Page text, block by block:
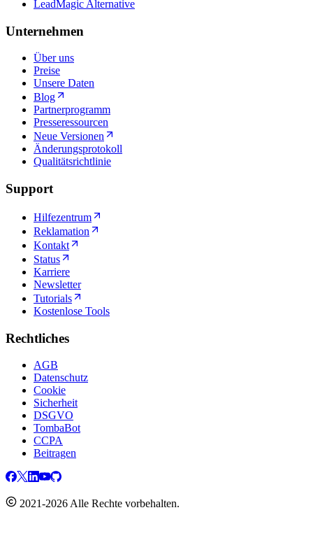
LeadMagic Alternative
Unternehmen
Über uns
Preise
Unsere Daten
Blog
Partnerprogramm
Presseressourcen
Neue Versionen
Änderungsprotokoll
Qualitätsrichtlinie
Support
Hilfezentrum
Reklamation
Kontakt
Status
Karriere
Newsletter
Tutorials
Kostenlose Tools
Rechtliches
AGB
Datenschutz
Cookie
Sicherheit
DSGVO
TombaBot
CCPA
Beitragen
2021-2026 Alle Rechte vorbehalten.